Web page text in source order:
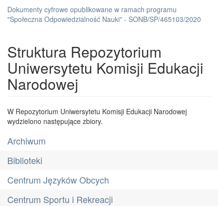
Dokumenty cyfrowe opublikowane w ramach programu
"Społeczna Odpowiedzialność Nauki" - SONB/SP/465103/2020
Struktura Repozytorium
Uniwersytetu Komisji Edukacji
Narodowej
W Repozytorium Uniwersytetu Komisji Edukacji Narodowej
wydzielono następujące zbiory.
Archiwum
Biblioteki
Centrum Języków Obcych
Centrum Sportu i Rekreacji